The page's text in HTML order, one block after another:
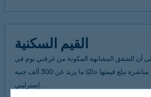
القيم السكنية
إلى أن الشقق المشابهة المكونة من غرفتي نوم في
المنطقة المجاورة مباشرة تبلغ قيمتها حاليًا ما يزيد عن 300 ألف جنيه
إسترليني.